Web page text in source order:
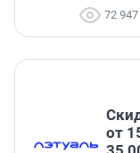
72 947
от